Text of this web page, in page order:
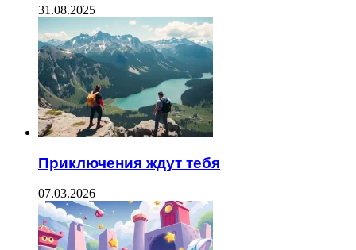
31.08.2025
Приключения ждут тебя
07.03.2026